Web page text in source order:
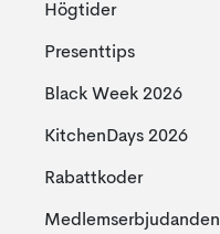
Högtider
Presenttips
Black Week 2026
KitchenDays 2026
Rabattkoder
Medlemserbjudanden